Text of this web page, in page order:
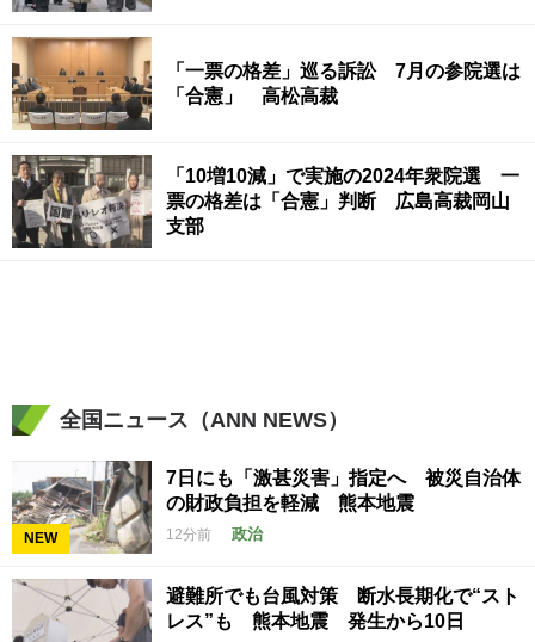
「一票の格差」巡る訴訟 7月の参院選は
「合憲」 高松高裁
「10増10減」で実施の2024年衆院選 一
票の格差は「合憲」判断 広島高裁岡山
支部
全国ニュース（ANN NEWS）
NEW
7日にも「激甚災害」指定へ 被災自治体
の財政負担を軽減 熊本地震
12分前 政治
避難所でも台風対策 断水長期化で“スト
レス”も 熊本地震 発生から10日